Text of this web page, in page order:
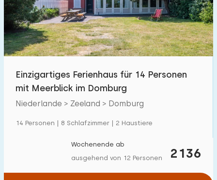
1 2 3 4 5
Entfernungen
Zum Meer(max. km):
Zum Wald(max. km):
5 10
Einzigartiges Ferienhaus für 14 Personen
mit Meerblick im Domburg
Niederlande > Zeeland > Domburg
14 Personen | 8 Schlafzimmer | 2 Haustiere
2136
Wochenende ab
ausgehend von 12 Personen